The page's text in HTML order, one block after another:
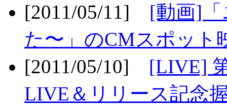
[2011/05/11] [動画]
た〜」のCMスポット
[2011/05/10] [LIVE]
LIVE＆リリース記念